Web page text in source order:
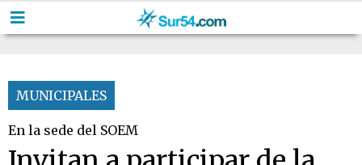
MUNICIPALES
En la sede del SOEM